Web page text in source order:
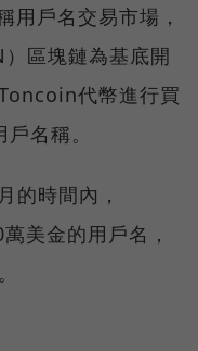
用戶名交易市場，
區塊鏈為基底開
代幣進行買
名稱。
的時間內，
美金的用戶名，